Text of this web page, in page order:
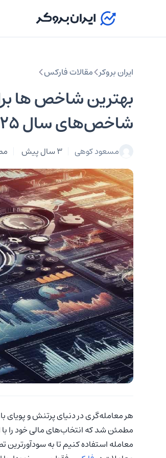
ایران بروکر مقالات فارکس
بهترین شاخص ها
شاخص‌های سال ۲۰۲۵
مسعود کوهی 3 سال پیش
هر معامله‌گری در دنیای پرتنش و پویای
مطمئن شد که انتخاب‌های مالی خود را
معامله استفاده کنیم تا به